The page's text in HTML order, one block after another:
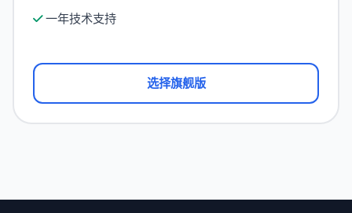
一年技术支持
选择旗舰版